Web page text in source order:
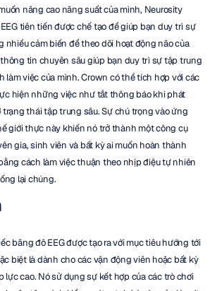
nâng cao năng suất của mình, Neurosity
tiên tiến được chế tạo để giúp bạn duy trì sự
nhiều cảm biến để theo dõi hoạt động não của
tin chuyên sâu giúp bạn duy trì sự tập trung
làm việc của mình. Crown có thể tích hợp với các
hiện những việc như tắt thông báo khi phát
thái tập trung sâu. Sự chú trọng vào ứng
giới thực này khiến nó trở thành một công cụ
gia, sinh viên và bất kỳ ai muốn hoàn thành
cách làm việc thuận theo nhịp điệu tự nhiên
lại chúng.
băng đô EEG được tạo ra với mục tiêu hướng tới
biệt là dành cho các vận động viên hoặc bất kỳ
lực cao. Nó sử dụng sự kết hợp của các trò chơi